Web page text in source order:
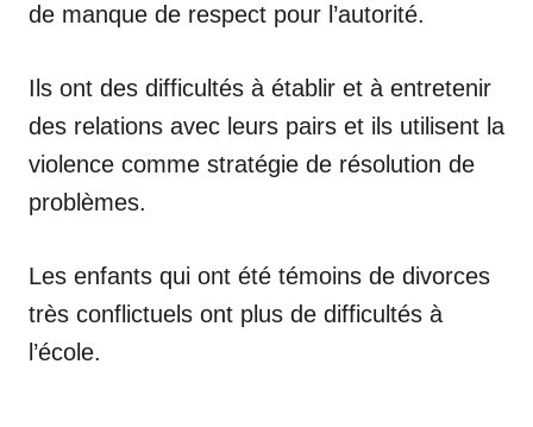
de manque de respect pour l’autorité.
Ils ont des difficultés à établir et à entretenir
des relations avec leurs pairs et ils utilisent la
violence comme stratégie de résolution de
problèmes.
Les enfants qui ont été témoins de divorces
très conflictuels ont plus de difficultés à
l’école.